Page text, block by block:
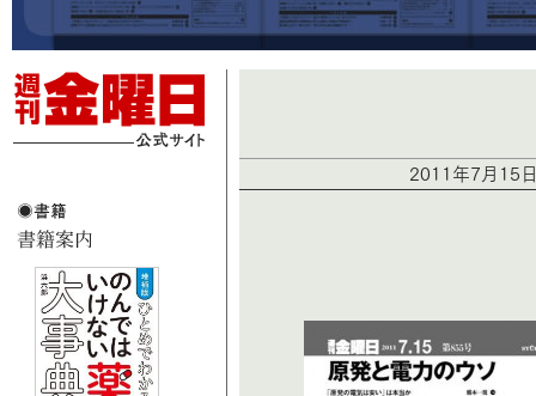
2011年7月15